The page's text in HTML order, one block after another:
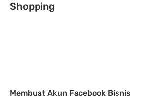
Shopping
Membuat Akun Facebook Bisnis